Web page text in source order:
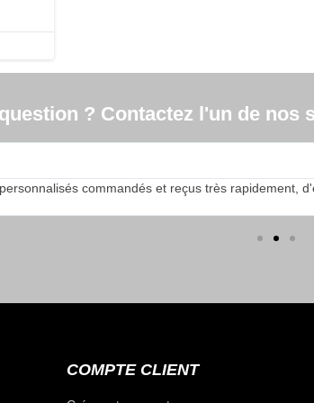
? Contactez l'un de nos
commandés et reçus très rapidement,
COMPTE CLIENT